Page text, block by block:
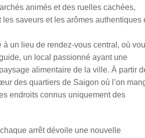
animés et des ruelles cachées,
saveurs et les arômes authentiques
à un lieu de rendez-vous central, où
un local passionné ayant une
alimentaire de la ville. À partir
des quartiers de Saigon où l’on
endroits connus uniquement des
arrêt dévoile une nouvelle